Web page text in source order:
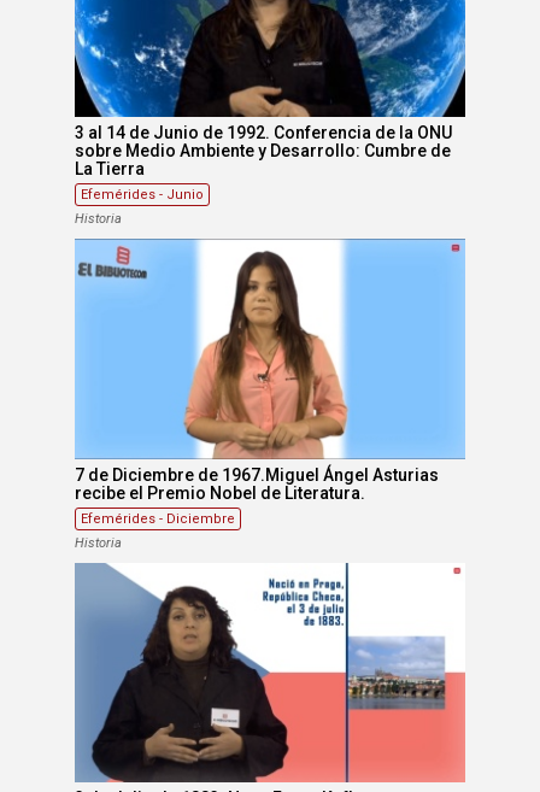
3 al 14 de Junio de 1992. Conferencia de la ONU
sobre Medio Ambiente y Desarrollo: Cumbre de
La Tierra
Efemérides - Junio
Historia
7 de Diciembre de 1967.Miguel Ángel Asturias
recibe el Premio Nobel de Literatura.
Efemérides - Diciembre
Historia